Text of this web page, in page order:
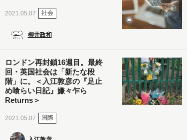
2021.05.07 社会
柳井政和
ロンドン再封鎖16週目。最終
回・英国社会は「新たな段
階」に。＜入江敦彦の『足止
め喰らい日記』嫌々乍ら
Returns＞
2021.05.07 国際